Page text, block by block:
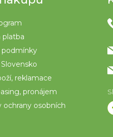
platba
podmínky
reklamace
pronájem
ochrany osobních